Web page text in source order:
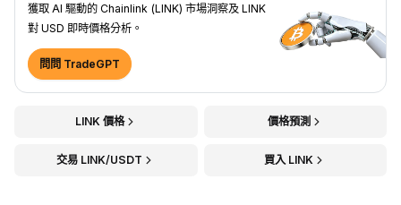
獲取 AI 驅動的 Chainlink (LINK) 市場洞察及 LINK
對 USD 即時價格分析。
問問 TradeGPT
LINK 價格 價格預測
交易 LINK/USDT 買入 LINK